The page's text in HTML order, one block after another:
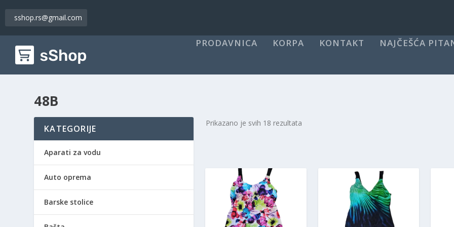
sshop.rs@gmail.com
PRODAVNICA KORPA KONTAKT NAJČEŠĆA
48B
Prikazano je svih 18 rezultata
KATEGORIJE
Aparati za vodu
Auto oprema
Barske stolice